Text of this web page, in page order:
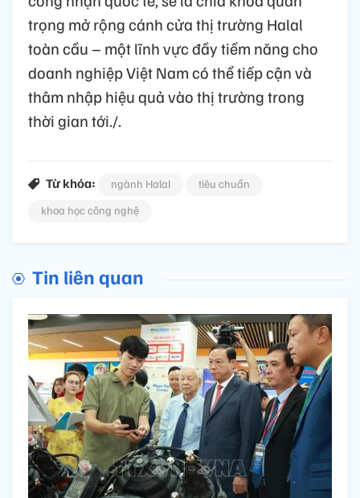
trọng mở rộng cánh cửa thị trường Halal
toàn cầu – một lĩnh vực đầy tiềm năng cho
doanh nghiệp Việt Nam có thể tiếp cận và
thâm nhập hiệu quả vào thị trường trong
thời gian tới./.
Từ khóa: ngành Halal
tiêu chuẩn
khoa học công nghệ
Tin liên quan